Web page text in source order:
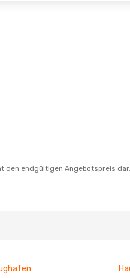
den endgültigen Angebotspreis